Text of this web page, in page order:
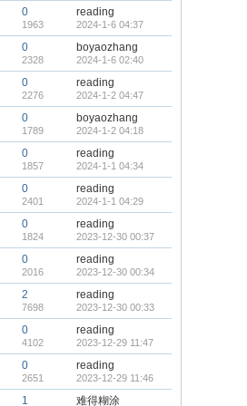
0
1963
reading
2024-1-6 04:37
0
2328
boyaozhang
2024-1-6 02:40
0
2276
reading
2024-1-2 04:47
0
1789
boyaozhang
2024-1-2 04:18
0
1857
reading
2024-1-1 04:34
0
2401
reading
2024-1-1 04:29
0
1824
reading
2023-12-30 00:37
0
2016
reading
2023-12-30 00:34
2
7698
reading
2023-12-30 00:33
0
4102
reading
2023-12-29 11:47
0
2651
reading
2023-12-29 11:46
1 难得糊涂